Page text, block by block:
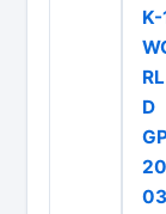
K-
RL
D
20
03